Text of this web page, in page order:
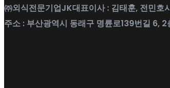
㈜외식전문기업JK대표이사 : 김태훈, 전민호
주소 : 부산광역시 동래구 명륜로139번길 6,